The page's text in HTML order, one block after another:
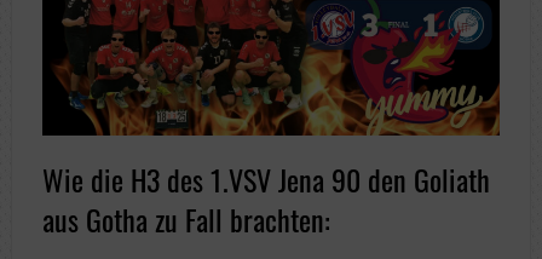
Wie die H3 des 1.VSV Jena 90 den Goliath
aus Gotha zu Fall brachten: